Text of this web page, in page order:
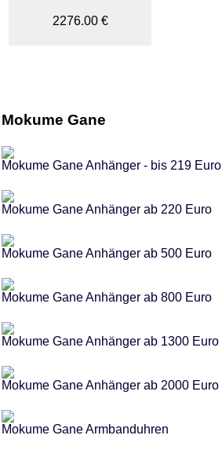
2276.00 €
Mokume Gane
Mokume Gane Anhänger - bis 219 Euro
Mokume Gane Anhänger ab 220 Euro
Mokume Gane Anhänger ab 500 Euro
Mokume Gane Anhänger ab 800 Euro
Mokume Gane Anhänger ab 1300 Euro
Mokume Gane Anhänger ab 2000 Euro
Mokume Gane Armbanduhren